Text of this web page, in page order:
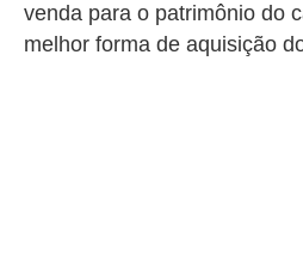
venda para o patrimônio do
melhor forma de aquisição